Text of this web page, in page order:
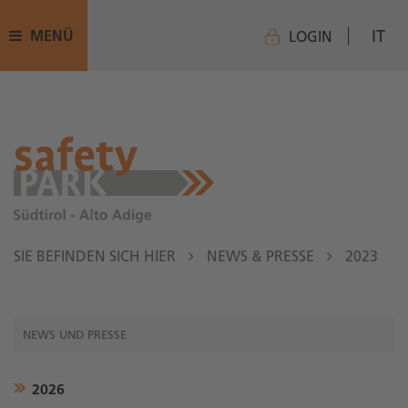
MENÜ LOGIN IT
SIE BEFINDEN SICH HIER NEWS & PRESSE 2023
NEWS UND PRESSE
2026